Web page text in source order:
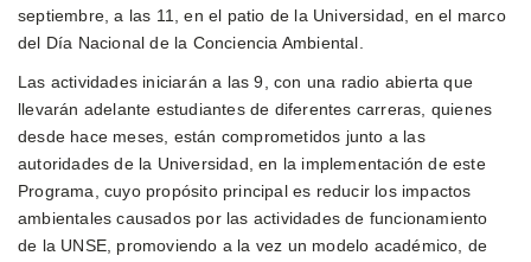
septiembre, a las 11, en el patio de la Universidad, en el marco
del Día Nacional de la Conciencia Ambiental.
Las actividades iniciarán a las 9, con una radio abierta que
llevarán adelante estudiantes de diferentes carreras, quienes
desde hace meses, están comprometidos junto a las
autoridades de la Universidad, en la implementación de este
Programa, cuyo propósito principal es reducir los impactos
ambientales causados por las actividades de funcionamiento
de la UNSE, promoviendo a la vez un modelo académico, de